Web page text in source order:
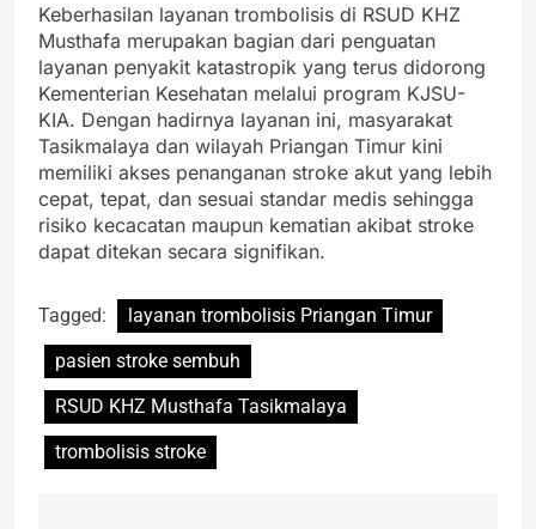
Keberhasilan layanan trombolisis di RSUD KHZ
Musthafa merupakan bagian dari penguatan
layanan penyakit katastropik yang terus didorong
Kementerian Kesehatan melalui program KJSU-
KIA. Dengan hadirnya layanan ini, masyarakat
Tasikmalaya dan wilayah Priangan Timur kini
memiliki akses penanganan stroke akut yang lebih
cepat, tepat, dan sesuai standar medis sehingga
risiko kecacatan maupun kematian akibat stroke
dapat ditekan secara signifikan.
Tagged:
layanan trombolisis Priangan Timur
pasien stroke sembuh
RSUD KHZ Musthafa Tasikmalaya
trombolisis stroke